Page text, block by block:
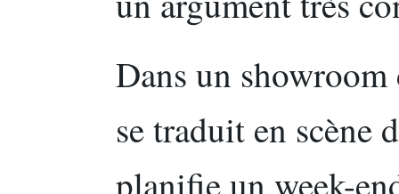
Dans un showroom
se traduit en scène
planifie un week-